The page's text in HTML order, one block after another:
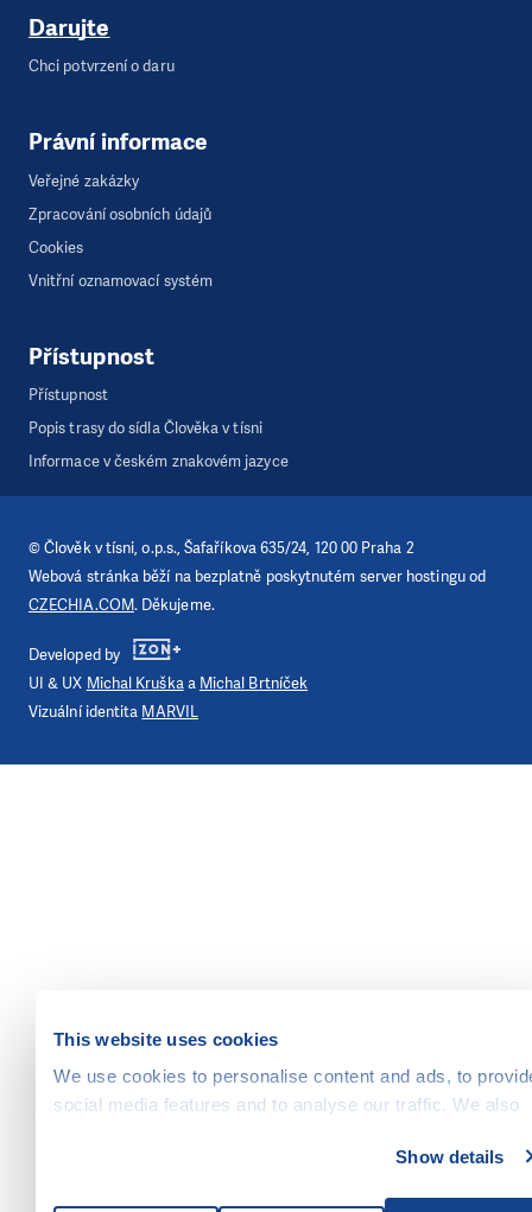
This website uses cookies
We use cookies to personalise content and ads, to
social media features and to analyse our traffic. We also
media, advertising and analytics partners who may
Show details
Darujte
Chci potvrzení o daru
Právní informace
Veřejné zakázky
Zpracování osobních údajů
Cookies
Vnitřní oznamovací systém
Přístupnost
Přístupnost
Popis trasy do sídla Člověka v tísni
Informace v českém znakovém jazyce
©Člověk v tísni, o.p.s., Šafaříkova 635/24, 120 00 Praha 2
Webová stránka běží na bezplatně poskytnutém server hostingu od
CZECHIA.COM. Děkujeme.
Developed by
UI & UX Michal Kruškaa Michal Brtníček
Vizuální identita MARVIL